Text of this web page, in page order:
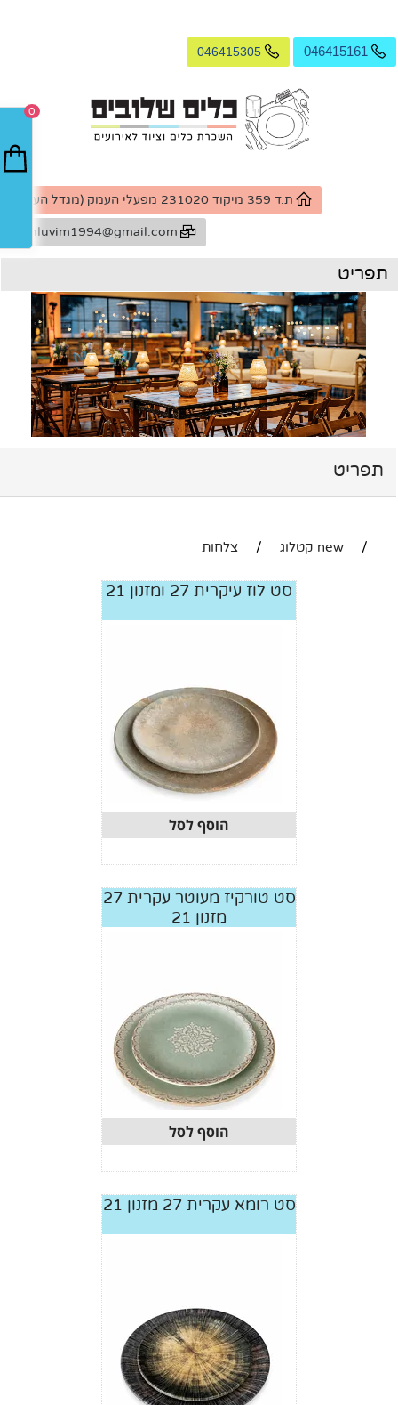
046415161
046415305
ת.ד 359 מיקוד 231020 מפעלי העמק (מגדל העמק)
k.shluvim1994@gmail.com
תפריט
תפריט
/ new קטלוג / צלחות
0
סט לוז עיקרית 27 ומזנון 21
הוסף לסל
סט טורקיז מעוטר עקרית 27
מזנון 21
הוסף לסל
סט רומא עקרית 27 מזנון 21